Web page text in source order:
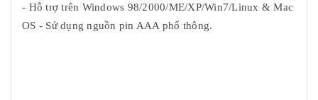
- Hỗ trợ trên Windows 98/2000/ME/XP/Win7/Linux & Mac
OS - Sử dụng nguồn pin AAA phổ thông.